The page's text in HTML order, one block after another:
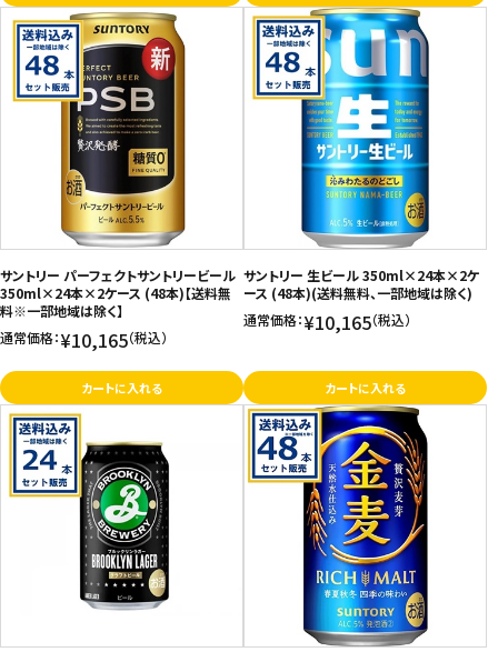
サントリー パーフェクトサントリービール
350ml×24本×2ケース (48本)【送料無
料※一部地域は除く】
通常価格：¥10,165（税込）
カートに入れる
サントリー 生ビール 350ml×24本×2ケ
ース (48本)(送料無料、一部地域は除く)
通常価格：¥10,165（税込）
カートに入れる